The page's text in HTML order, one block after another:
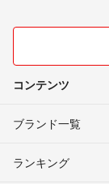
コンテンツ
ブランド一覧
ランキング